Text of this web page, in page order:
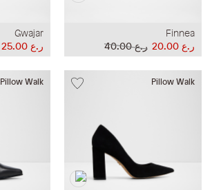
Finnea
ر.ع 40.00
ر.ع 20.00
Gwajar
ر.ع 25.00
Pillow Walk
Pillow Walk